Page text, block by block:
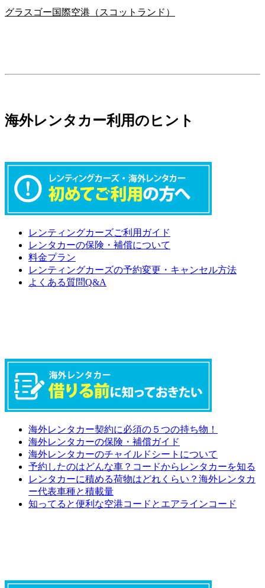
グラスゴー国際空港（スコットランド）
海外レンタカー利用のヒント
レンティングカーズご利用ガイド
レンタカーの保険・補償について
料金プラン
レンティングカーズの予約変更・キャンセル方法
よくある質問Q&A
海外レンタカー契約に必須の５つの持ち物！
海外レンタカーの保険・補償ガイド
海外レンタカーのチャイルドシートについて
予約したのはどんな車？コードからレンタカーを知る
レンタカーに積める荷物はどれくらい？海外レンタカ
ー代表車種と積載量
知ってると便利な空港コードとエアラインコード